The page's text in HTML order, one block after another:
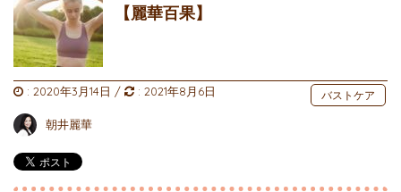
【麗華百果】
: 2020年3月14日 / : 2021年8月6日 バストケア
朝井麗華